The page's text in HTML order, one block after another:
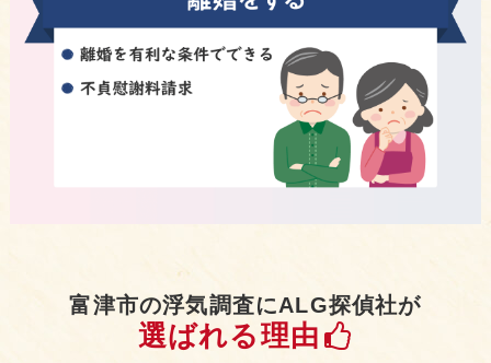
富津市の浮気調査にALG探偵社が
選ばれる理由